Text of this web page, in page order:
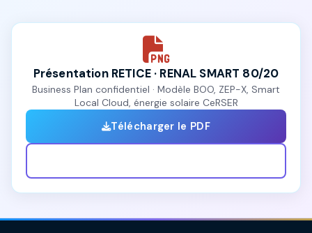
Présentation RETICE · RENAL SMART 80/20
Business Plan confidentiel · Modèle BOO, ZEP-X, Smart
Local Cloud, énergie solaire CeRSER
Télécharger le PDF